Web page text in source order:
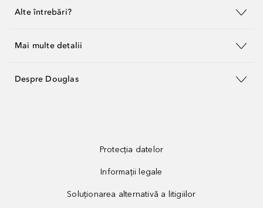
Alte întrebări?
Mai multe detalii
Despre Douglas
Protecția datelor
Informații legale
Soluționarea alternativă a litigiilor